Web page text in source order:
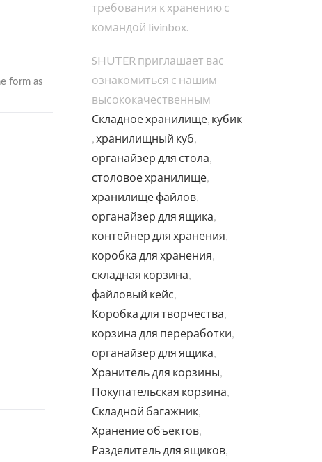
требования к хранению с
командой livinbox.
SHUTER приглашает вас
ознакомиться с нашим
высококачественным
Складное хранилище, кубик
,хранилищный куб,
органайзер для стола,
столовое хранилище,
хранилище файлов,
органайзер для ящика,
контейнер для хранения,
коробка для хранения,
складная корзина,
файловый кейс,
Коробка для творчества,
корзина для переработки,
органайзер для ящика,
Хранитель для корзины,
Покупательская корзина,
Складной багажник,
Хранение объектов,
Разделитель для ящиков,